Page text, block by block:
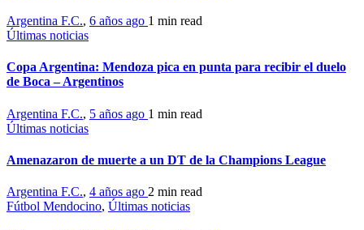
Argentina F.C., 6 años ago 1 min read
Últimas noticias
Copa Argentina: Mendoza pica en punta para recibir el duelo
de Boca – Argentinos
Argentina F.C., 5 años ago 1 min read
Últimas noticias
Amenazaron de muerte a un DT de la Champions League
Argentina F.C., 4 años ago 2 min read
Fútbol Mendocino, Últimas noticias